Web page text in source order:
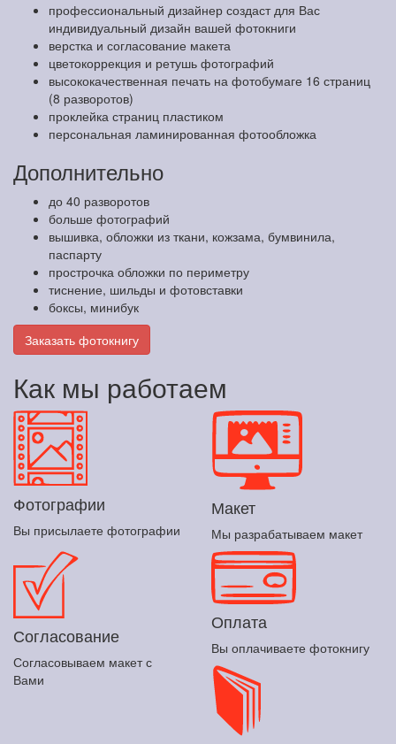
профессиональный дизайнер создаст для Вас
индивидуальный дизайн вашей фотокниги
верстка и согласование макета
цветокоррекция и ретушь фотографий
высококачественная печать на фотобумаге 16 страниц
(8 разворотов)
проклейка страниц пластиком
персональная ламинированная фотообложка
Дополнительно
до 40 разворотов
больше фотографий
вышивка, обложки из ткани, кожзама, бумвинила,
паспарту
прострочка обложки по периметру
тиснение, шильды и фотовставки
боксы, минибук
Заказать фотокнигу
Как мы работаем
Фотографии
Вы присылаете фотографии
Макет
Мы разрабатываем макет
Согласование
Согласовываем макет с
Вами
Оплата
Вы оплачиваете фотокнигу